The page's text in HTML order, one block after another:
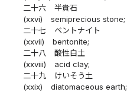
二十六
半貴石
(xxvi)
semiprecious stone;
二十七
ベントナイト
(xxvii)
bentonite;
二十八
酸性白土
(xxviii)
acid clay;
二十九
けいそう土
(xxix)
diatomaceous earth;